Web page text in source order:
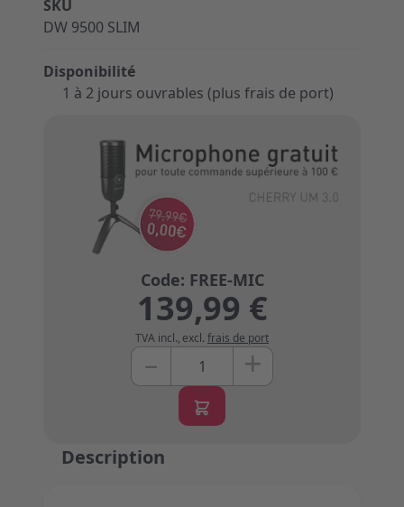
SKU
DW 9500 SLIM
Disponibilité
1 à 2 jours ouvrables (plus frais de port)
139,99 €
TVA incl., excl. frais de port
Quantité
– +
Description